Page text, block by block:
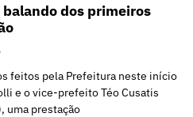
dos primeiros
feitos pela Prefeitura neste início
e o vice-prefeito Téo Cusatis
uma prestação